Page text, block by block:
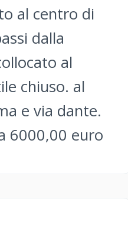
al centro di
dalla
al
chiuso. al
e via dante.
6000,00 euro